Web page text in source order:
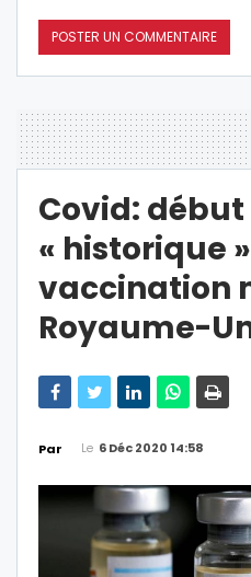
Covid: début
« historique
vaccination
Royaume-
Par Le 6 Déc 2020 14:58